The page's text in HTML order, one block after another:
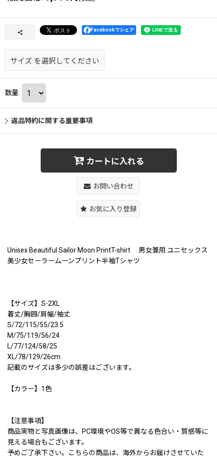
Facebookでシェア
サイズ を選択してください
数量:
返品特約に関する重要事項
カートに入れる
お問い合わせ
お気に入り登録
Unisex Beautiful Sailor Moon PrintT-shirt 男女兼用 ユニセックス
美少女セーラームーンプリント半袖Tシャツ
【サイズ】S-2XL
着丈/胸囲/肩幅/袖丈
S/72/115/55/23.5
M/75/119/56/24
L/77/124/58/25
XL/78/129/26cm
記載のサイズは多少の誤差はございます。
【カラー】1色
【注意事項】
商品実物と写真画像は、PC環境やOS等で異なる色合い・質感等に
見える場合もございます。
予めご了承下さい。こちらの商品は、海外からお届けさせていた